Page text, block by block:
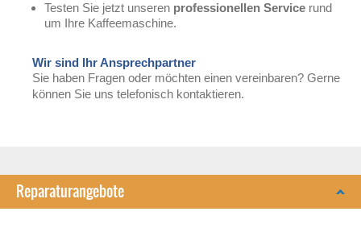
Testen Sie jetzt unseren professionellen Service rund
um Ihre Kaffeemaschine.
Wir sind Ihr Ansprechpartner
Sie haben Fragen oder möchten einen vereinbaren? Gerne
können Sie uns telefonisch kontaktieren.
Reparaturangebote